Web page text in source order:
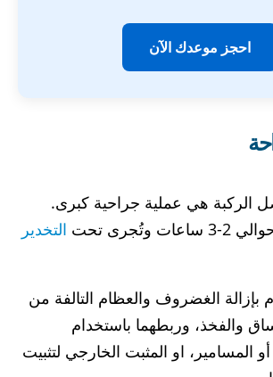
احجز موعدك الآن
الركبة هي عملية جراحية كبرى.
تحت
التخدير
بإزالة الغضروف والعظام التالفة من
والفخذ، وربطهما باستخدام
المسامير، او المثبت الخارجي لتثبيت